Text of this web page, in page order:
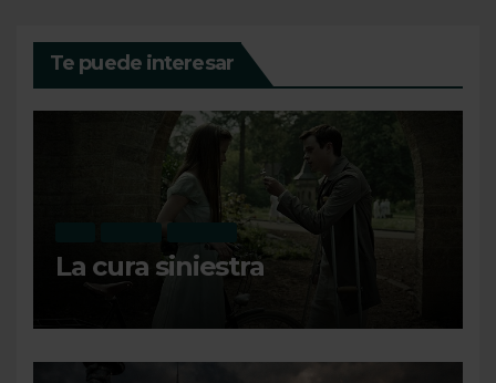
Te puede interesar
La cura siniestra